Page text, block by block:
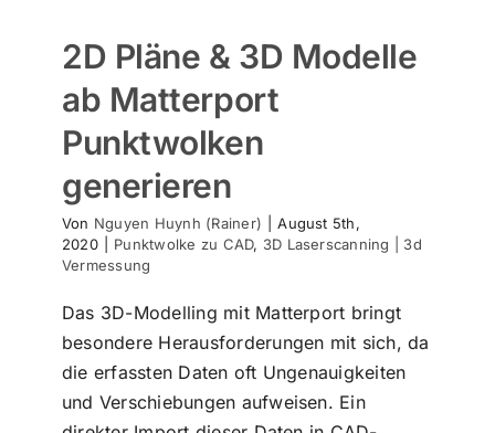
2D Pläne & 3D Modelle
ab Matterport
Punktwolken
generieren
Von Nguyen Huynh (Rainer)
August 5th,
2020
Punktwolke zu CAD, 3D Laserscanning | 3d
Vermessung
Das 3D-Modelling mit Matterport bringt
besondere Herausforderungen mit sich, da
die erfassten Daten oft Ungenauigkeiten
und Verschiebungen aufweisen. Ein